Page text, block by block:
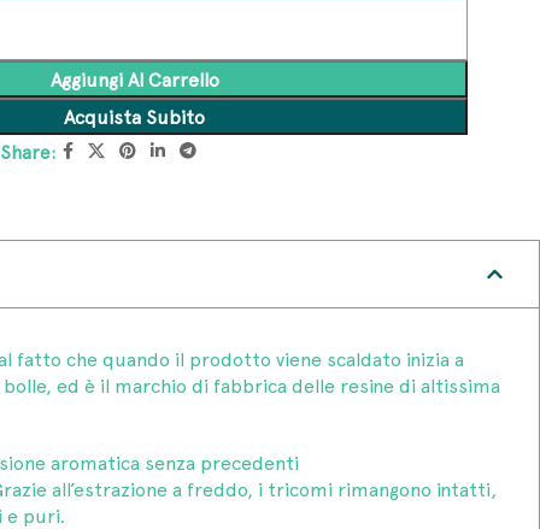
Aggiungi Al Carrello
Acquista Subito
Share:
fatto che quando il prodotto viene scaldato inizia a
ed è il marchio di fabbrica delle resine di altissima
aromatica senza precedenti
all’estrazione a freddo, i tricomi rimangono intatti,
e puri.